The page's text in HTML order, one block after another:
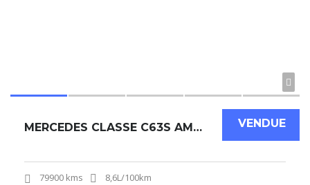
VENDUE
MERCEDES CLASSE C63S AMG COUPÉ V8 510 CH
79900 kms 8,6L/100km